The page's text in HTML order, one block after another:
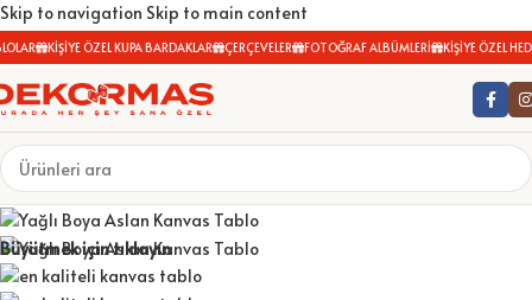
Skip to navigation Skip to main content
KİŞİYE ÖZEL KUPA BARDAKLAR ÇERÇEVELER FOTOĞRAF ALBÜMLERİ KİŞİYE ÖZEL
Büyütmek için tıklayın